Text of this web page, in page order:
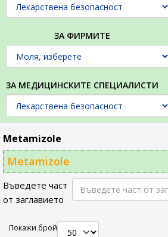
ЗА ФИРМИТЕ
ЗА МЕДИЦИНСКИТЕ СПЕЦИАЛИСТИ
Metamizole
Metamizole
Въведете част
от заглавието
Покажи брой